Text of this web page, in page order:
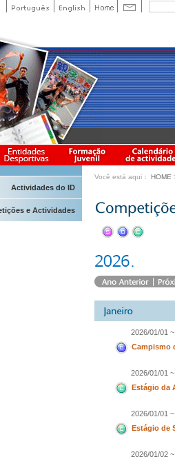
Actividades do ID
e Actividades
Você está aqui： HOME
2026/01/01
Campismo
2026/01/01 ~
Estágio da
2026/01/01
Estágio de
2026/01/02 ~